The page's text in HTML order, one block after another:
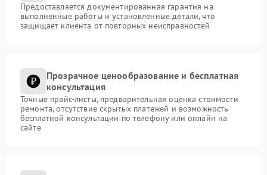
Предоставляется документированная гарантия на
выполненные работы и установленные детали, что
защищает клиента от повторных неисправностей
Прозрачное ценообразование и бесплатная
консультация
Точные прайс-листы, предварительная оценка стоимости
ремонта, отсутствие скрытых платежей и возможность
бесплатной консультации по телефону или онлайн на
сайте